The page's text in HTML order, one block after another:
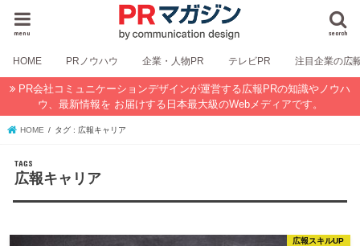
search
menu
HOME PRノウハウ 企業・人物PR テレビPR 注目企業の広
PR会社コミュニケーションデザインが運営する広報PRの知識やノウハ
ウ、最新情報を お届けする日本最大級のWebメディアです。
HOME タグ : 広報キャリア
広報キャリア
広報スキルUP